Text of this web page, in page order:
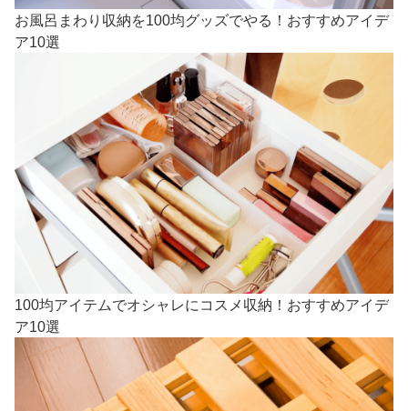
お風呂まわり収納を100均グッズでやる！おすすめアイデ
ア10選
100均アイテムでオシャレにコスメ収納！おすすめアイデ
ア10選